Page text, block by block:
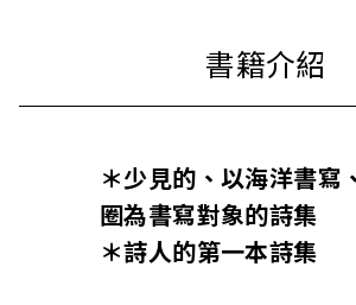
＊少見的、以海洋書寫
圈為書寫對象的詩集
＊詩人的第一本詩集